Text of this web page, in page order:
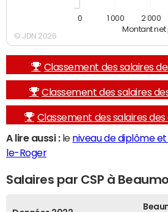
Montant
0 1 000 2 000
© JDN 2026
Classement des salaires
Classement des salaires
Classement des salaires
A lire aussi :le niveau de diplôme
le-Roger
Salaires par CSP à